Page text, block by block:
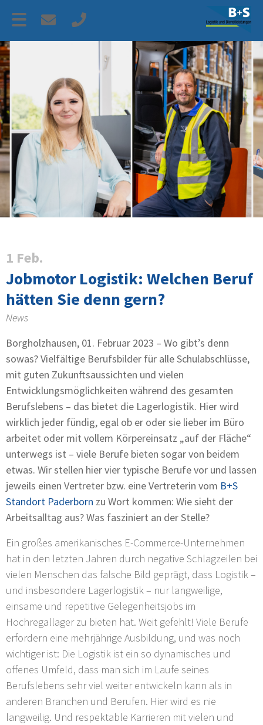
1 Feb.
Jobmotor Logistik: Welchen Beruf
hätten Sie denn gern?
News
Borgholzhausen, 01. Februar 2023 – Wo gibt’s denn
sowas? Vielfältige Berufsbilder für alle Schulabschlüsse,
mit guten Zukunftsaussichten und vielen
Entwicklungsmöglichkeiten während des gesamten
Berufslebens – das bietet die Lagerlogistik. Hier wird
wirklich jeder fündig, egal ob er oder sie lieber im Büro
arbeitet oder mit vollem Körpereinsatz „auf der Fläche“
unterwegs ist – viele Berufe bieten sogar von beidem
etwas. Wir stellen hier vier typische Berufe vor und lassen
jeweils einen Vertreter bzw. eine Vertreterin vom B+S
Standort Paderborn zu Wort kommen: Wie sieht der
Arbeitsalltag aus? Was fasziniert an der Stelle?
Ein großes amerikanisches E-Commerce-Unternehmen
hat in den letzten Jahren durch negative Schlagzeilen bei
vielen Menschen das falsche Bild geprägt, dass Logistik –
und insbesondere Lagerlogistik – nur langweilige,
einsame und repetitive Gelegenheitsjobs im
Hochregallager zu bieten hat. Weit gefehlt! Viele Berufe
erfordern eine mehrjährige Ausbildung, und was noch
wichtiger ist: Die Logistik ist ein so dynamisches und
offenes Umfeld, dass man sich im Laufe seines
Berufslebens sehr viel weiter entwickeln kann als in
anderen Branchen und Berufen. Hier wird es nie
langweilig. Und respektable Karrieren mit vielen und